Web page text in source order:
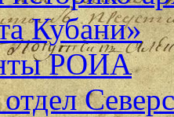
Кубани»
РОИА